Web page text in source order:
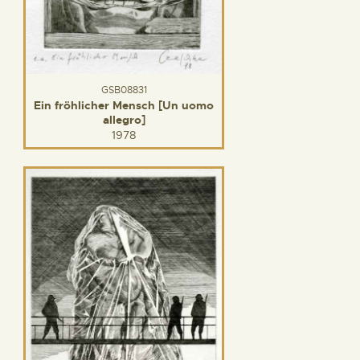
GSB08831
Ein fröhlicher Mensch [Un uomo
allegro]
1978